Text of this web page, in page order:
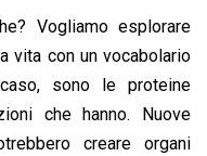
Vogliamo esplorare
vita con un vocabolario
sono le proteine
che hanno. Nuove
creare organi